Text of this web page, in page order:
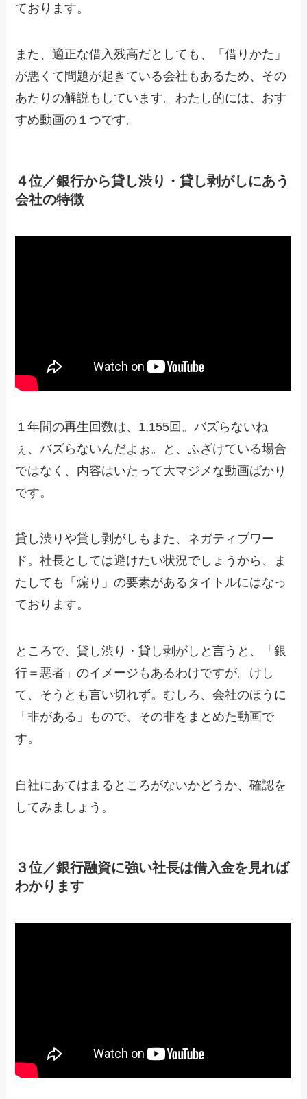
ております。
また、適正な借入残高だとしても、「借りかた」
が悪くて問題が起きている会社もあるため、その
あたりの解説もしています。わたし的には、おす
すめ動画の１つです。
４位／銀行から貸し渋り・貸し剥がしにあう
会社の特徴
１年間の再生回数は、1,155回。バズらないね
ぇ、バズらないんだよぉ。と、ふざけている場合
ではなく、内容はいたって大マジメな動画ばかり
です。
貸し渋りや貸し剥がしもまた、ネガティブワー
ド。社長としては避けたい状況でしょうから、ま
たしても「煽り」の要素があるタイトルにはなっ
ております。
ところで、貸し渋り・貸し剥がしと言うと、「銀
行＝悪者」のイメージもあるわけですが。けし
て、そうとも言い切れず。むしろ、会社のほうに
「非がある」もので、その非をまとめた動画で
す。
自社にあてはまるところがないかどうか、確認を
してみましょう。
３位／銀行融資に強い社長は借入金を見れば
わかります